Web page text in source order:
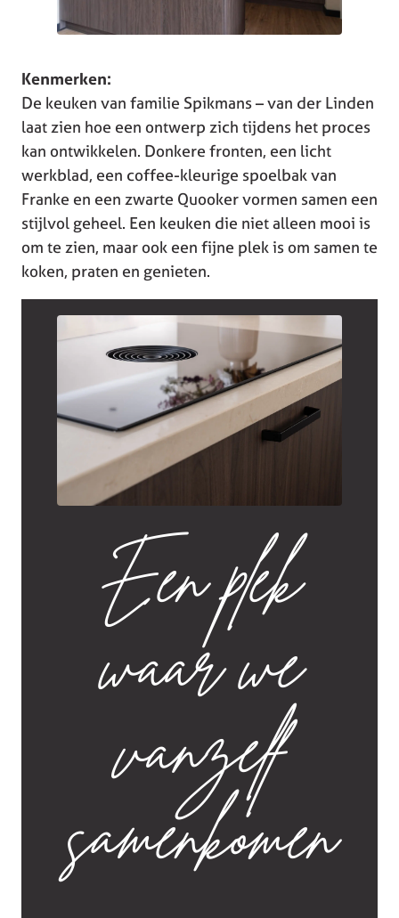
Kenmerken:
De keuken van familie Spikmans – van der Linden
laat zien hoe een ontwerp zich tijdens het proces
kan ontwikkelen. Donkere fronten, een licht
werkblad, een coffee-kleurige spoelbak van
Franke en een zwarte Quooker vormen samen een
stijlvol geheel. Een keuken die niet alleen mooi is
om te zien, maar ook een fijne plek is om samen te
koken, praten en genieten.
Een plek
waar we
vanzelf
samenkomen